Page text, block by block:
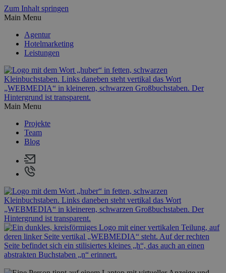
Zum Inhalt springen
Main Menu
Agentur
Hotelmarketing
Leistungen
Main Menu
Projekte
Team
Blog